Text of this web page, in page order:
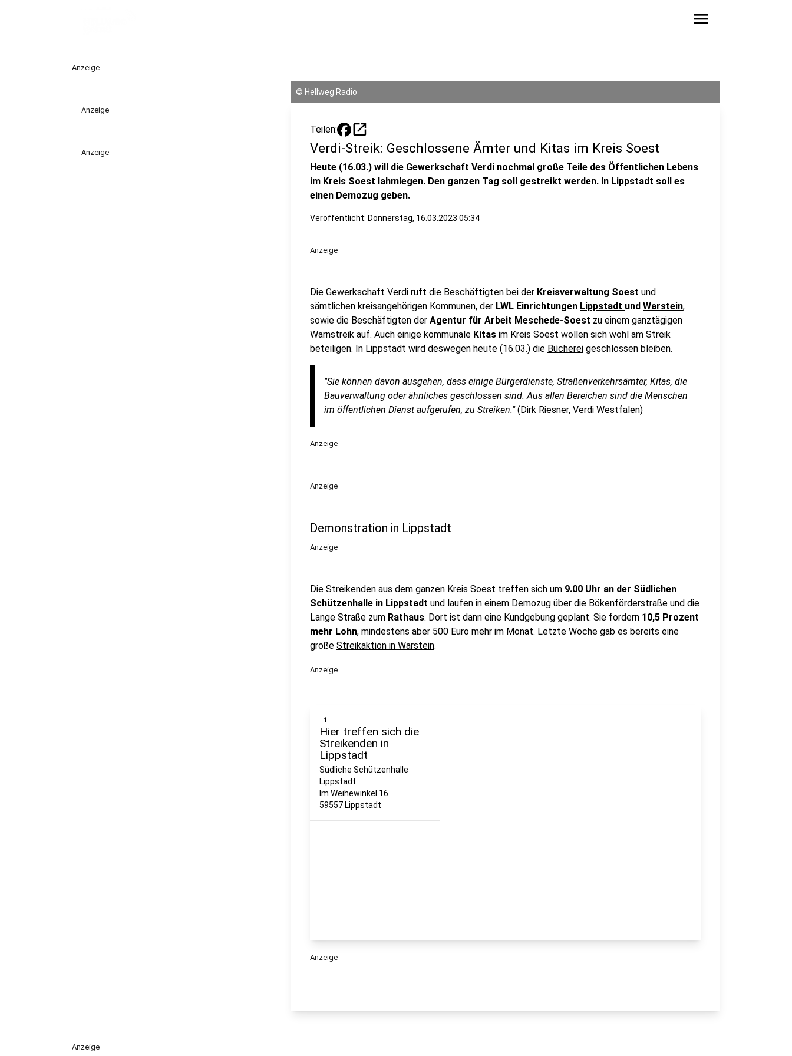
menu
Anzeige
Anzeige
Anzeige
© Hellweg Radio
Teilen: open_in_new
Verdi-Streik: Geschlossene Ämter und Kitas im Kreis Soest
Heute (16.03.) will die Gewerkschaft Verdi nochmal große Teile des Öffentlichen Lebens
im Kreis Soest lahmlegen. Den ganzen Tag soll gestreikt werden. In Lippstadt soll es
einen Demozug geben.
Veröffentlicht: Donnerstag, 16.03.2023 05:34
Anzeige
Die Gewerkschaft Verdi ruft die Beschäftigten bei der Kreisverwaltung Soest und
sämtlichen kreisangehörigen Kommunen, der LWL Einrichtungen Lippstadt und Warstein,
sowie die Beschäftigten der Agentur für Arbeit Meschede-Soest zu einem ganztägigen
Warnstreik auf. Auch einige kommunale Kitas im Kreis Soest wollen sich wohl am Streik
beteiligen. In Lippstadt wird deswegen heute (16.03.) die Bücherei geschlossen bleiben.
"Sie können davon ausgehen, dass einige Bürgerdienste, Straßenverkehrsämter, Kitas, die
Bauverwaltung oder ähnliches geschlossen sind. Aus allen Bereichen sind die Menschen
im öffentlichen Dienst aufgerufen, zu Streiken."(Dirk Riesner, Verdi Westfalen)
Anzeige
Anzeige
Demonstration in Lippstadt
Anzeige
Die Streikenden aus dem ganzen Kreis Soest treffen sich um 9.00 Uhr an der Südlichen
Schützenhalle in Lippstadt und laufen in einem Demozug über die Bökenförderstraße und die
Lange Straße zum Rathaus. Dort ist dann eine Kundgebung geplant. Sie fordern 10,5 Prozent
mehr Lohn, mindestens aber 500 Euro mehr im Monat. Letzte Woche gab es bereits eine
große Streikaktion in Warstein.
Anzeige
1
Hier treffen sich die
Streikenden in
Lippstadt
Südliche Schützenhalle
Lippstadt
Im Weihewinkel 16
59557 Lippstadt
Anzeige
Anzeige